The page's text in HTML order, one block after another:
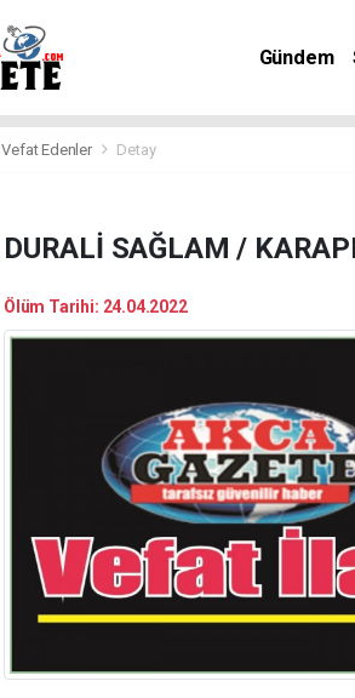
Gündem
Vefat Edenler Detay
DURALİ SAĞLAM /
Ölüm Tarihi: 24.04.2022